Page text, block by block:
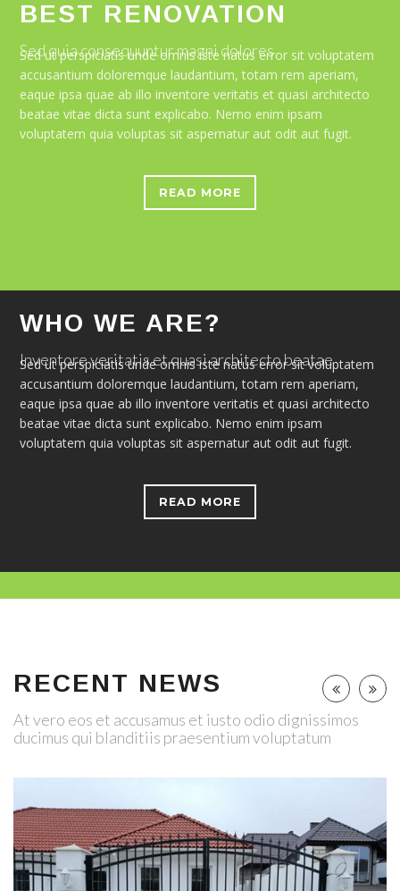
BEST RENOVATION
Sed quia consequuntur magni dolores
Sed ut perspiciatis unde omnis iste natus error sit voluptatem
accusantium doloremque laudantium, totam rem aperiam,
eaque ipsa quae ab illo inventore veritatis et quasi architecto
beatae vitae dicta sunt explicabo. Nemo enim ipsam
voluptatem quia voluptas sit aspernatur aut odit aut fugit.
READ MORE
WHO WE ARE?
Inventore veritatis et quasi architecto beatae
Sed ut perspiciatis unde omnis iste natus error sit voluptatem
accusantium doloremque laudantium, totam rem aperiam,
eaque ipsa quae ab illo inventore veritatis et quasi architecto
beatae vitae dicta sunt explicabo. Nemo enim ipsam
voluptatem quia voluptas sit aspernatur aut odit aut fugit.
READ MORE
RECENT NEWS
At vero eos et accusamus et iusto odio dignissimos
ducimus qui blanditiis praesentium voluptatum